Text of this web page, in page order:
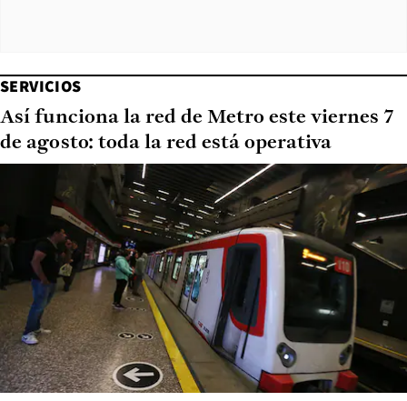
SERVICIOS
Así funciona la red de Metro este viernes 7
de agosto: toda la red está operativa